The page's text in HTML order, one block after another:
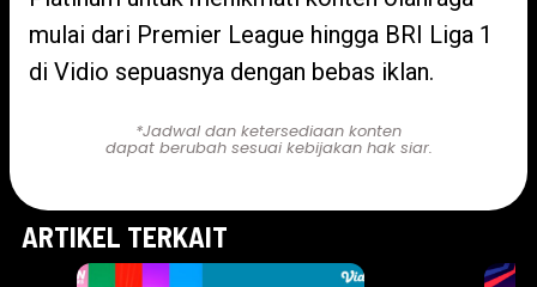
mulai dari Premier League hingga BRI Liga 1
di Vidio sepuasnya dengan bebas iklan.
*Jadwal dan ketersediaan konten
dapat berubah sesuai kebijakan hak siar.
ARTIKEL TERKAIT